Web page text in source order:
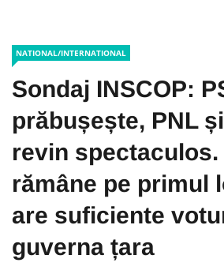
NATIONAL/INTERNATIONAL
Sondaj INSCOP:
prăbușește, PNL
revin spectaculos.
rămâne pe primul
are suficiente
guverna țara